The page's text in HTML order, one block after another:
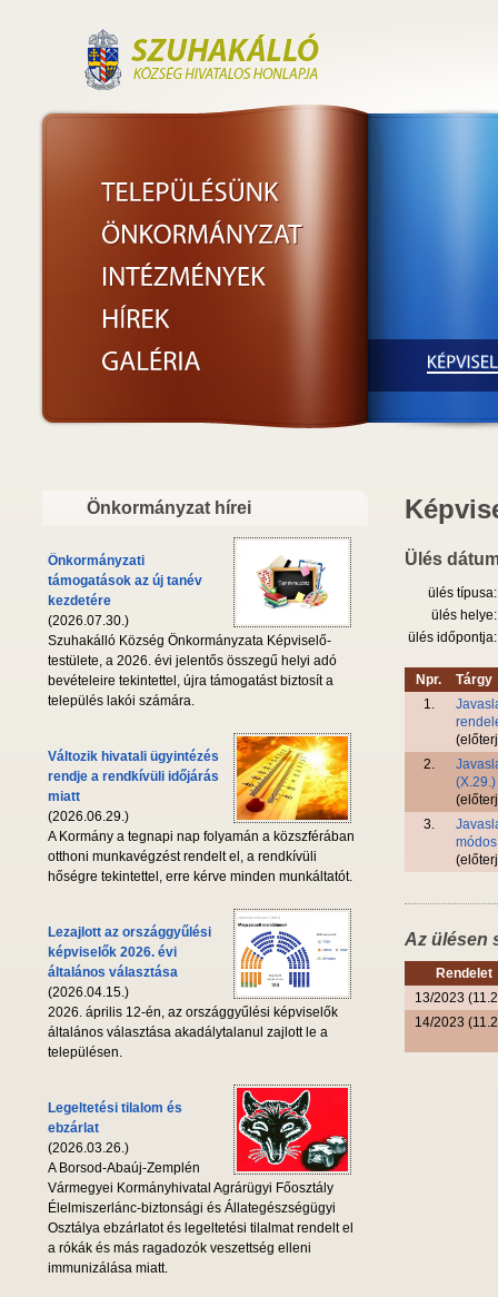
Önkormányzat hírei
Önkormányzati
támogatások az új tanév
kezdetére
(2026.07.30.)
Szuhakálló Község Önkormányzata Képviselő-
testülete, a 2026. évi jelentős összegű helyi adó
bevételeire tekintettel, újra támogatást biztosít a
település lakói számára.
Változik hivatali ügyintézés
rendje a rendkívüli időjárás
miatt
(2026.06.29.)
A Kormány a tegnapi nap folyamán a közszférában
otthoni munkavégzést rendelt el, a rendkívüli
hőségre tekintettel, erre kérve minden munkáltatót.
Lezajlott az országgyűlési
képviselők 2026. évi
általános választása
(2026.04.15.)
2026. április 12-én, az országgyűlési képviselők
általános választása akadálytalanul zajlott le a
településen.
Legeltetési tilalom és
ebzárlat
(2026.03.26.)
A Borsod-Abaúj-Zemplén
Vármegyei Kormányhivatal Agrárügyi Főosztály
Élelmiszerlánc-biztonsági és Állategészségügyi
Osztálya ebzárlatot és legeltetési tilalmat rendelt el
a rókák és más ragadozók veszettség elleni
immunizálása miatt.
Ülés
ülés típusa:
ülés helye:
ülés időpontja:
Npr.
Tárgy
1.
2.
3.
Az ülésen
Rendelet
13/2023
14/2023